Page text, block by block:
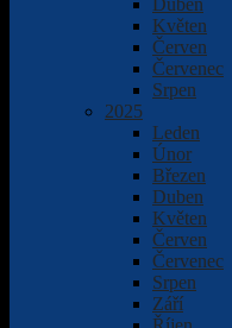
Duben
Květen
Červen
Červenec
Srpen
2025
Leden
Únor
Březen
Duben
Květen
Červen
Červenec
Srpen
Září